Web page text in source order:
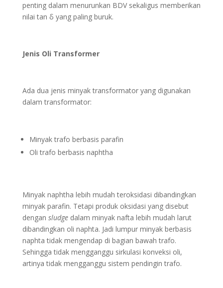
penting dalam menurunkan BDV sekaligus memberikan
nilai tan δ yang paling buruk.
Jenis Oli Transformer
Ada dua jenis minyak transformator yang digunakan
dalam transformator:
Minyak trafo berbasis parafin
Oli trafo berbasis naphtha
Minyak naphtha lebih mudah teroksidasi dibandingkan
minyak parafin. Tetapi produk oksidasi yang disebut
dengan sludge dalam minyak nafta lebih mudah larut
dibandingkan oli naphta. Jadi lumpur minyak berbasis
naphta tidak mengendap di bagian bawah trafo.
Sehingga tidak mengganggu sirkulasi konveksi oli,
artinya tidak mengganggu sistem pendingin trafo.